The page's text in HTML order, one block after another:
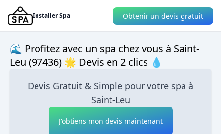
Installer Spa Obtenir un devis gratuit
🌊 Profitez avec un spa chez vous à Saint-
Leu (97436) 🌟 Devis en 2 clics 💧
Devis Gratuit & Simple pour votre spa à
Saint-Leu
J'obtiens mon devis maintenant